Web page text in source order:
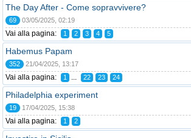
The Day After - Come sopravvivere?
69 03/05/2025, 02:19
Vai alla pagina: 1 2 3 4 5
Habemus Papam
352 21/04/2025, 13:17
Vai alla pagina: 1 ... 22 23 24
Philadelphia experiment
19 17/04/2025, 15:38
Vai alla pagina: 1 2